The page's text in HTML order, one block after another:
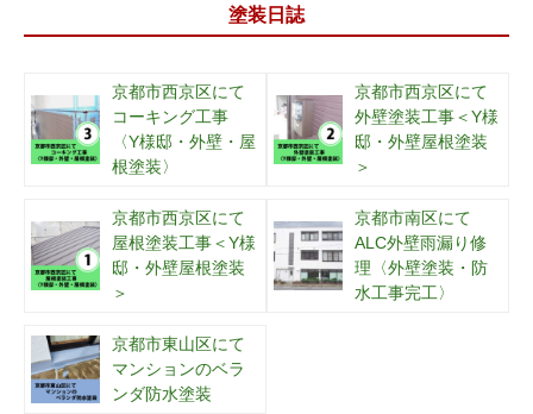
塗装日誌
京都市西京区にて
コーキング工事
〈Y様邸・外壁・屋
根塗装〉
京都市西京区にて
外壁塗装工事＜Y様
邸・外壁屋根塗装
＞
京都市西京区にて
屋根塗装工事＜Y様
邸・外壁屋根塗装
＞
京都市南区にて
ALC外壁雨漏り修
理〈外壁塗装・防
水工事完工〉
京都市東山区にて
マンションのベラ
ンダ防水塗装